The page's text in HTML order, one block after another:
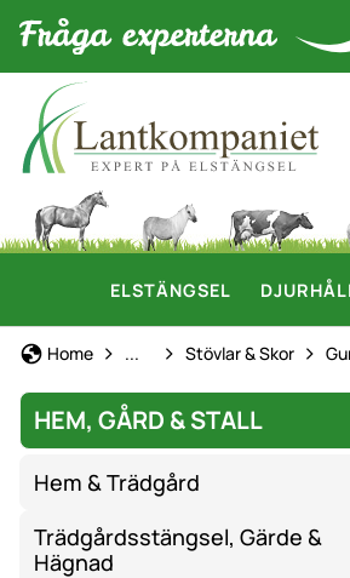
ELSTÄNGSEL
Home Arbetskläder &
... Stövlar & Skor
HEM, GÅRD & STALL
Hem & Trädgård
Trädgårdsstängsel, Gärde &
Hägnad